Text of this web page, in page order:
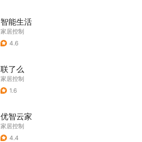
智能生活
家居控制
4.6
联了么
家居控制
1.6
优智云家
家居控制
4.4